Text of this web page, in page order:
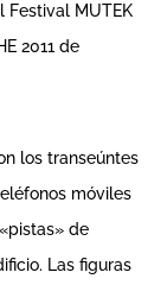
Festival MUTEK
2011 de
los transeúntes
móviles
de
Las figuras